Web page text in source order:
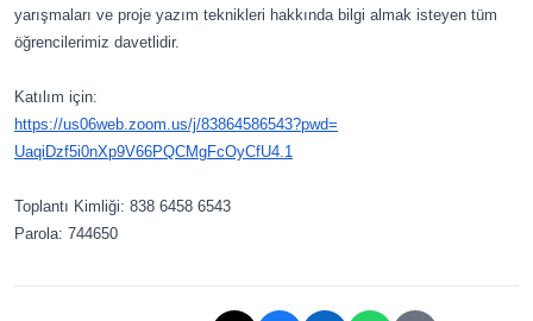
yarışmaları ve proje yazım teknikleri hakkında bilgi almak isteyen tüm
öğrencilerimiz davetlidir.
Katılım için:
https://us06web.zoom.us/j/83864586543?pwd=
UaqiDzf5i0nXp9V66PQCMgFcOyCfU4.1
Toplantı Kimliği: 838 6458 6543
Parola: 744650